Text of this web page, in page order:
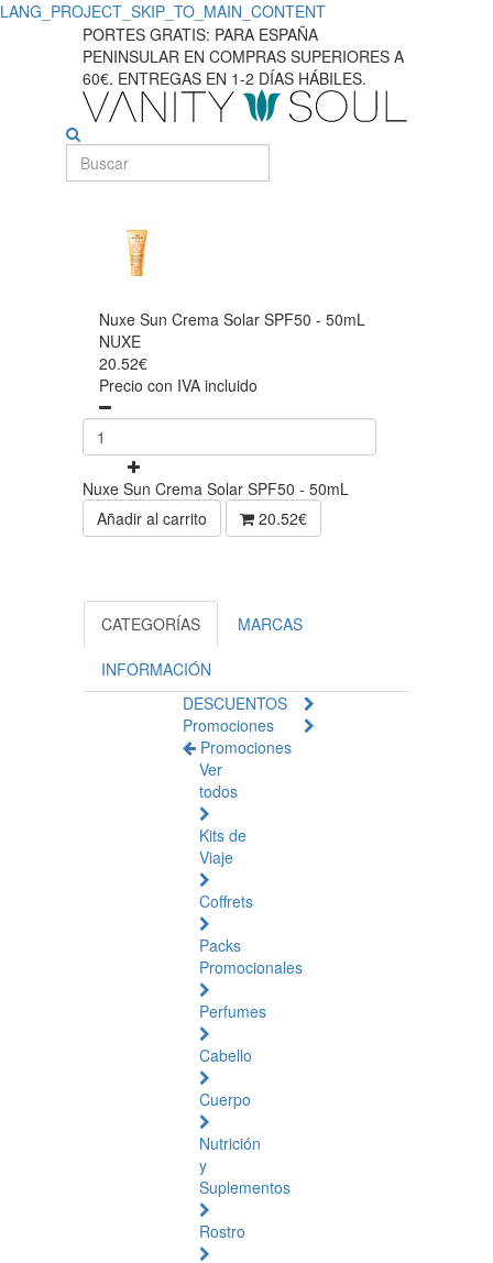
LANG_PROJECT_SKIP_TO_MAIN_CONTENT
PORTES GRATIS: PARA ESPAÑA
PENINSULAR EN COMPRAS SUPERIORES A
60€. ENTREGAS EN 1-2 DÍAS HÁBILES.
Nuxe Sun Crema Solar SPF50 - 50mL
NUXE
20.52€
Precio con IVA incluido
Nuxe Sun Crema Solar SPF50 - 50mL
Añadir al carrito
20.52€
CATEGORÍAS MARCAS
INFORMACIÓN
DESCUENTOS
Promociones
Promociones
Ver
todos
Kits de
Viaje
Coffrets
Packs
Promocionales
Perfumes
Cabello
Cuerpo
Nutrición
y
Suplementos
Rostro